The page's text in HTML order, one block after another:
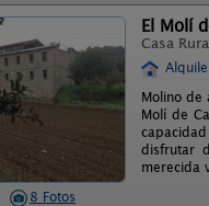
8 Fotos
El Molí
Casa
Molino de
Molí de
disfrutar
merecida